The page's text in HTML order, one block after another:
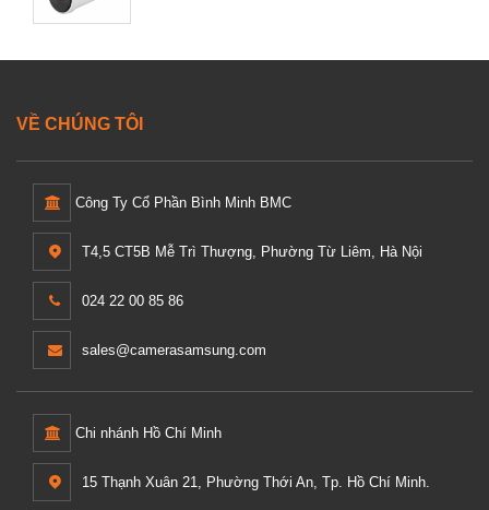
VỀ CHÚNG TÔI
Công Ty Cổ Phần Bình Minh BMC
T4,5 CT5B Mễ Trì Thượng, Phường Từ Liêm, Hà Nội
024 22 00 85 86
sales@camerasamsung.com
Chi nhánh Hồ Chí Minh
15 Thạnh Xuân 21, Phường Thới An, Tp. Hồ Chí Minh.